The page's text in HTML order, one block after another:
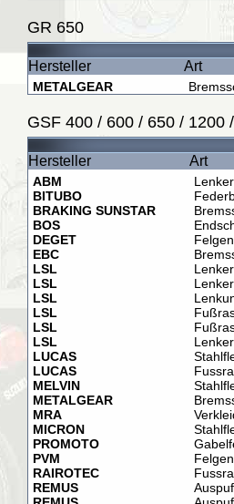
GR 650
Hersteller Art
METALGEAR
GSF 400 / 600 / 650 / 1200
Hersteller Art
ABM
Lenker
BITUBO
BRAKING SUNSTAR
BOS
DEGET
Felgen
EBC
LSL
Lenker
LSL
Lenker
LSL
LSL
LSL
LSL
LUCAS
LUCAS
MELVIN
METALGEAR
MRA
MICRON
PROMOTO
PVM
Felgen
RAIROTEC
REMUS